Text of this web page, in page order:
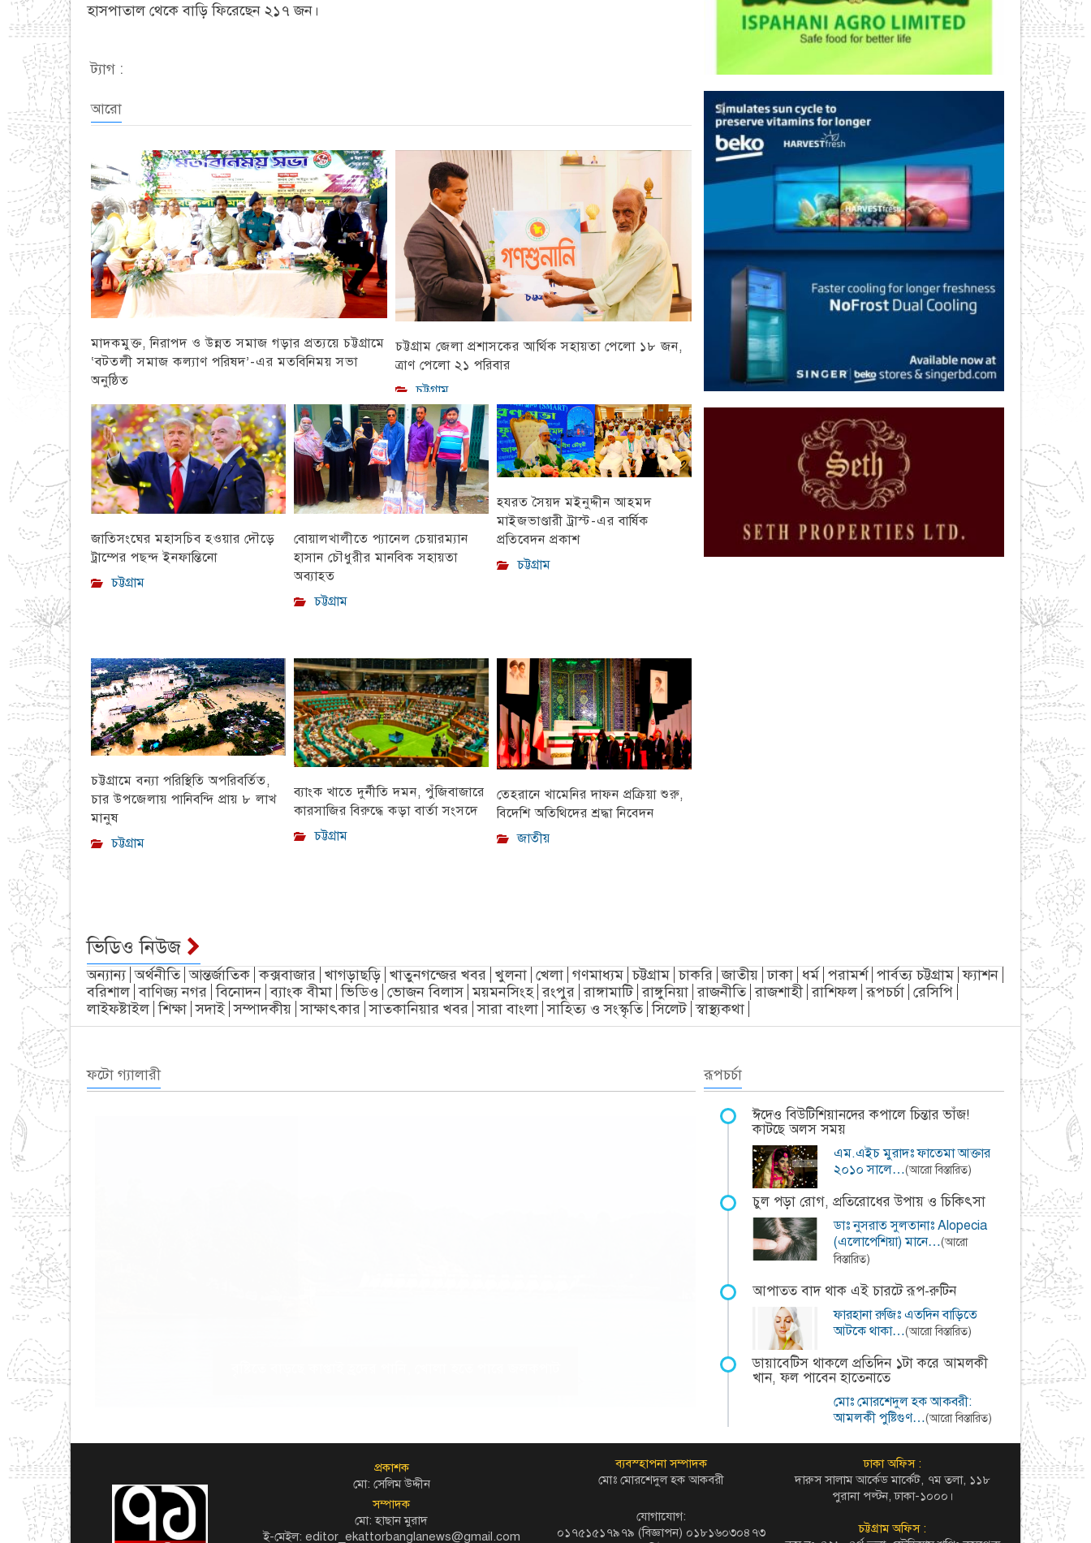
হাসপাতাল থেকে বাড়ি ফিরেছেন ২১৭ জন।
ট্যাগ :
আরো
মাদকমুক্ত, নিরাপদ ও উন্নত সমাজ গড়ার প্রত্যয়ে চট্টগ্রামে
‘বটতলী সমাজ কল্যাণ পরিষদ’-এর মতবিনিময় সভা
অনুষ্ঠিত
চট্টগ্রাম
চট্টগ্রাম জেলা প্রশাসকের আর্থিক সহায়তা পেলো ১৮ জন,
ত্রাণ পেলো ২১ পরিবার
চট্টগ্রাম
জাতিসংঘের মহাসচিব হওয়ার দৌড়ে
ট্রাম্পের পছন্দ ইনফান্তিনো
চট্টগ্রাম
বোয়ালখালীতে প্যানেল চেয়ারম্যান
হাসান চৌধুরীর মানবিক সহায়তা
অব্যাহত
চট্টগ্রাম
হযরত সৈয়দ মইনুদ্দীন আহমদ
মাইজভাণ্ডারী ট্রাস্ট-এর বার্ষিক
প্রতিবেদন প্রকাশ
চট্টগ্রাম
চট্টগ্রামে বন্যা পরিস্থিতি অপরিবর্তিত,
চার উপজেলায় পানিবন্দি প্রায় ৮ লাখ
মানুষ
চট্টগ্রাম
ব্যাংক খাতে দুর্নীতি দমন, পুঁজিবাজারে
কারসাজির বিরুদ্ধে কড়া বার্তা সংসদে
চট্টগ্রাম
তেহরানে খামেনির দাফন প্রক্রিয়া শুরু,
বিদেশি অতিথিদের শ্রদ্ধা নিবেদন
জাতীয়
ভিডিও নিউজ
অন্যান্য অর্থনীতি আন্তর্জাতিক কক্সবাজার খাগড়াছড়ি খাতুনগন্জের খবর খুলনা খেলা গণমাধ্যম চট্টগ্রাম চাকরি জাতীয় ঢাকা ধর্ম পরামর্শ পার্বত্য চট্টগ্রাম ফ্যাশন
বরিশাল বাণিজ্য নগর বিনোদন ব্যাংক বীমা ভিডিও ভোজন বিলাস ময়মনসিংহ রংপুর রাঙ্গামাটি রাঙ্গুনিয়া রাজনীতি রাজশাহী রাশিফল রূপচর্চা রেসিপি
লাইফষ্টাইল শিক্ষা সদাই সম্পাদকীয় সাক্ষাৎকার সাতকানিয়ার খবর সারা বাংলা সাহিত্য ও সংস্কৃতি সিলেট স্বাস্থ্যকথা
ফটো গ্যালারী রূপচর্চা
ঈদেও বিউটিশিয়ানদের কপালে চিন্তার ভাঁজ!
কাটছে অলস সময়
এম.এইচ মুরাদঃ ফাতেমা আক্তার
২০১০ সালে…(আরো বিস্তারিত)
চুল পড়া রোগ, প্রতিরোধের উপায় ও চিকিৎসা
ডাঃ নুসরাত সুলতানাঃ Alopecia
(এলোপেশিয়া) মানে…(আরো
বিস্তারিত)
আপাতত বাদ থাক এই চারটে রূপ-রুটিন
ফারহানা রুজিঃ এতদিন বাড়িতে
আটকে থাকা…(আরো বিস্তারিত)
ডায়াবেটিস থাকলে প্রতিদিন ১টা করে আমলকী
খান, ফল পাবেন হাতেনাতে
মোঃ মোরশেদুল হক আকবরী:
আমলকী পুষ্টিগুণ…(আরো বিস্তারিত)
প্রকাশক
মো: সেলিম উদ্দীন
সম্পাদক
মো: হাছান মুরাদ
ই-মেইল: editor_ekattorbanglanews@gmail.com
ব্যবস্হাপনা সম্পাদক
মোঃ মোরশেদুল হক আকবরী
যোগাযোগ:
০১৭৫১৫১৭৯৭৯ (বিজ্ঞাপন) ০১৮১৬০৩০৪৭৩
ঢাকা অফিস :
দারুস সালাম আর্কেড মার্কেট, ৭ম তলা, ১১৮
পুরানা পল্টন, ঢাকা-১০০০।
চট্টগ্রাম অফিস :